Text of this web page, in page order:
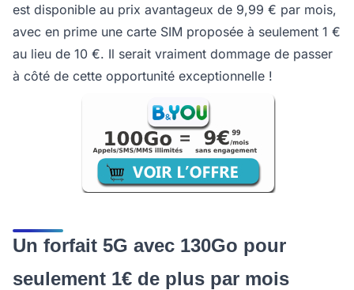
est disponible au prix avantageux de 9,99 € par mois,
avec en prime une carte SIM proposée à seulement 1 €
au lieu de 10 €. Il serait vraiment dommage de passer
à côté de cette opportunité exceptionnelle !
Un forfait 5G avec 130Go pour
seulement 1€ de plus par mois